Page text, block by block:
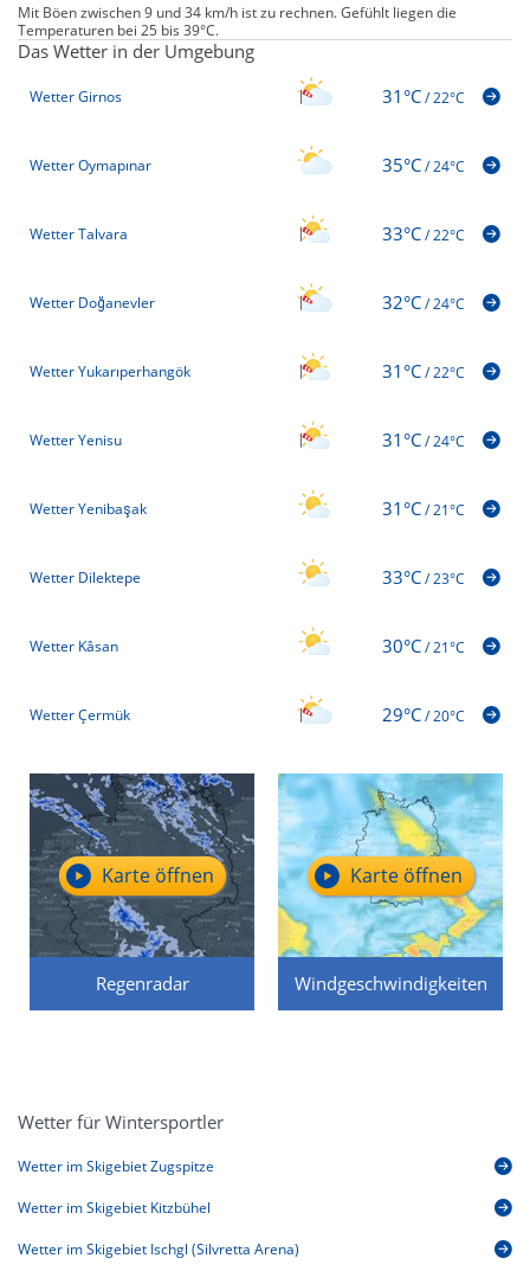
Mit Böen zwischen 9 und 34 km/h ist zu rechnen. Gefühlt liegen die
Temperaturen bei 25 bis 39°C.
Das Wetter in der Umgebung
Wetter Girnos 31°C/22°C
Wetter Oymapınar 35°C/24°C
Wetter Talvara 33°C/22°C
Wetter Doğanevler 32°C/24°C
Wetter Yukarıperhangök 31°C/22°C
Wetter Yenisu 31°C/24°C
Wetter Yenibaşak 31°C/21°C
Wetter Dilektepe 33°C/23°C
Wetter Kâsan 30°C/21°C
Wetter Çermük 29°C/20°C
Regenradar
Karte öffnen
Windgeschwindigkeiten
Karte öffnen
Wetter für Wintersportler
Wetter im Skigebiet Zugspitze
Wetter im Skigebiet Kitzbühel
Wetter im Skigebiet Ischgl (Silvretta Arena)